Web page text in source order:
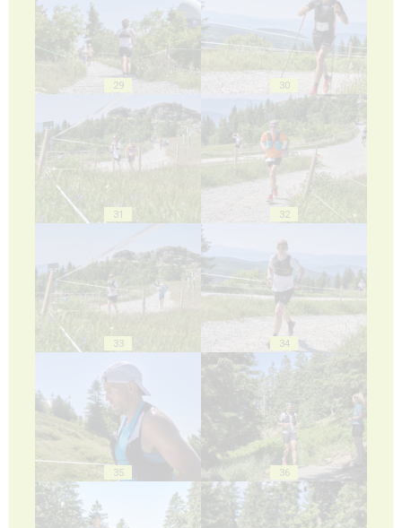
29 30
31 32
33 34
35 36